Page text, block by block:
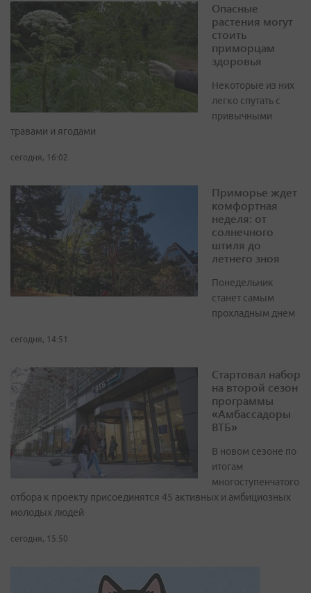
Опасные
растения могут
стоить
приморцам
здоровья
Некоторые из них
легко спутать с
привычными
травами и ягодами
сегодня, 16:02
Приморье ждет
комфортная
неделя: от
солнечного
штиля до
летнего зноя
Понедельник
станет самым
прохладным днем
сегодня, 14:51
Стартовал набор
на второй сезон
программы
«Амбассадоры
ВТБ»
В новом сезоне по
итогам
многоступенчатого
отбора к проекту присоединятся 45 активных и амбициозных
молодых людей
сегодня, 15:50